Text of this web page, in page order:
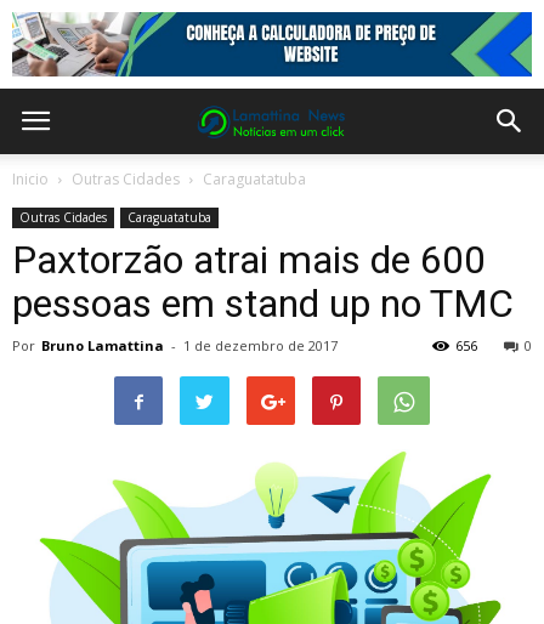
Inicio Outras Cidades Caraguatatuba
Outras Cidades Caraguatatuba
Paxtorzão atrai mais de 600
pessoas em stand up no TMC
Por Bruno Lamattina - 1 de dezembro de 2017 0
656